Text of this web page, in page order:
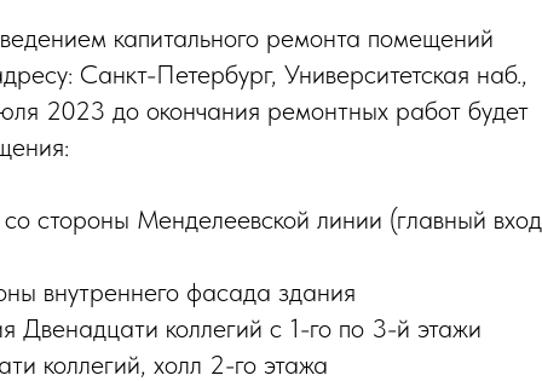
капитального ремонта помещений
Санкт-Петербург, Университетская наб.,
2023 до окончания ремонтных работ будет
стороны Менделеевской линии (главный вход
внутреннего фасада здания
Двенадцати коллегий с 1-го по 3-й этажи
коллегий, холл 2-го этажа